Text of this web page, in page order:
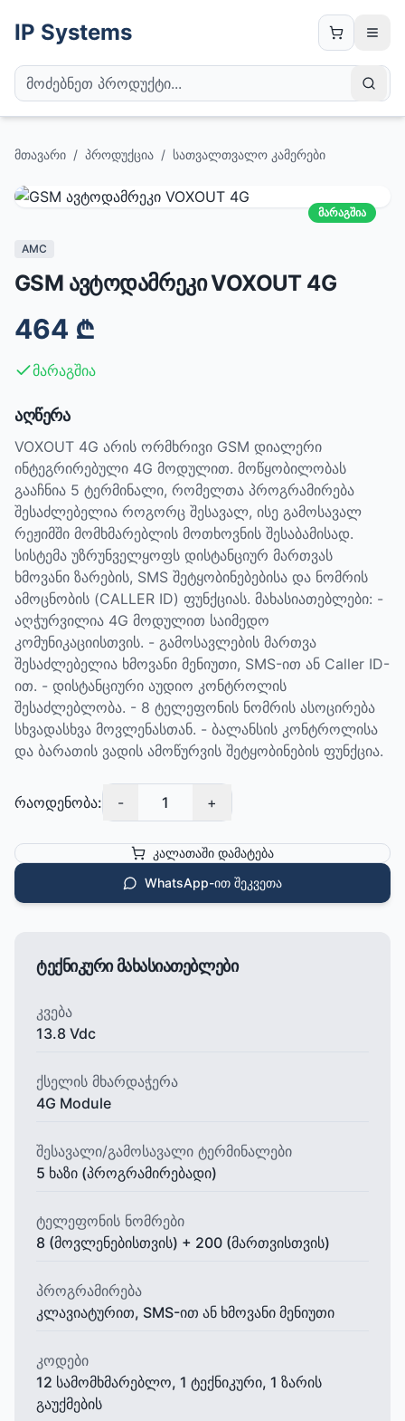
IP Systems
მთავარი / პროდუქცია / სათვალთვალო კამერები
მარაგშია
AMC
GSM ავტოდამრეკი VOXOUT 4G
464 ₾
მარაგშია
აღწერა
VOXOUT 4G არის ორმხრივი GSM დიალერი
ინტეგრირებული 4G მოდულით. მოწყობილობას
გააჩნია 5 ტერმინალი, რომელთა პროგრამირება
შესაძლებელია როგორც შესავალ, ისე გამოსავალ
რეჟიმში მომხმარებლის მოთხოვნის შესაბამისად.
სისტემა უზრუნველყოფს დისტანციურ მართვას
ხმოვანი ზარების, SMS შეტყობინებებისა და ნომრის
ამოცნობის (CALLER ID) ფუნქციას. მახასიათებლები: -
აღჭურვილია 4G მოდულით საიმედო
კომუნიკაციისთვის. - გამოსავლების მართვა
შესაძლებელია ხმოვანი მენიუთი, SMS-ით ან Caller ID-
ით. - დისტანციური აუდიო კონტროლის
შესაძლებლობა. - 8 ტელეფონის ნომრის ასოცირება
სხვადასხვა მოვლენასთან. - ბალანსის კონტროლისა
და ბარათის ვადის ამოწურვის შეტყობინების ფუნქცია.
რაოდენობა: - 1 +
კალათაში დამატება
WhatsApp-ით შეკვეთა
ტექნიკური მახასიათებლები
კვება
13.8 Vdc
ქსელის მხარდაჭერა
4G Module
შესავალი/გამოსავალი ტერმინალები
5 ხაზი (პროგრამირებადი)
ტელეფონის ნომრები
8 (მოვლენებისთვის) + 200 (მართვისთვის)
პროგრამირება
კლავიატურით, SMS-ით ან ხმოვანი მენიუთი
კოდები
12 სამომხმარებლო, 1 ტექნიკური, 1 ზარის
გაუქმების